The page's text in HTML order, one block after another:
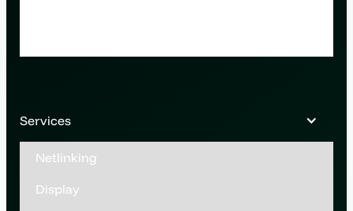
Services
Netlinking
Display